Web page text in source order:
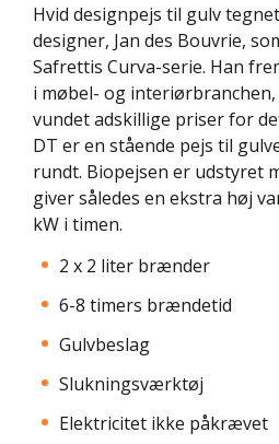
Hvid designpejs til gulv
designer, Jan des Bouvrie,
Safrettis Curva-serie. Han
i møbel- og
vundet adskillige priser for
DT er en stående pejs til
rundt. Biopejsen er udstyret
giver således en ekstra høj
kW i timen.
2 x 2 liter brænder
6-8 timers brændetid
Gulvbeslag
Slukningsværktøj
Elektricitet ikke påkrævet